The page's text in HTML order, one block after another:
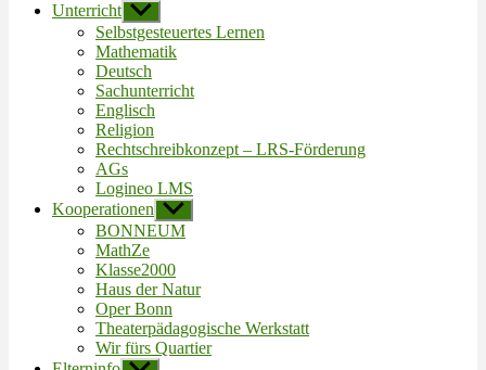
Unterricht Untermenü
anzeigen
Selbstgesteuertes Lernen
Mathematik
Deutsch
Sachunterricht
Englisch
Religion
Rechtschreibkonzept – LRS-Förderung
AGs
Logineo LMS
Kooperationen Untermenü
anzeigen
BONNEUM
MathZe
Klasse2000
Haus der Natur
Oper Bonn
Theaterpädagogische Werkstatt
Wir fürs Quartier